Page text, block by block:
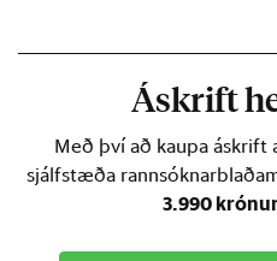
Áskrift
Með því að kaupa
sjálfstæða
3.990